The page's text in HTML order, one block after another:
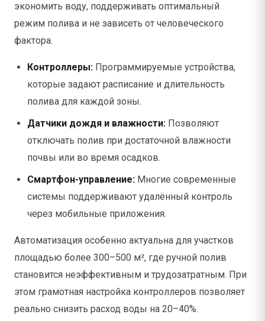
экономить воду, поддерживать оптимальный
режим полива и не зависеть от человеческого
фактора.
Контроллеры: Программируемые устройства,
которые задают расписание и длительность
полива для каждой зоны.
Датчики дождя и влажности: Позволяют
отключать полив при достаточной влажности
почвы или во время осадков.
Смартфон-управление: Многие современные
системы поддерживают удалённый контроль
через мобильные приложения.
Автоматизация особенно актуальна для участков
площадью более 300–500 м², где ручной полив
становится неэффективным и трудозатратным. При
этом грамотная настройка контроллеров позволяет
реально снизить расход воды на 20–40%.